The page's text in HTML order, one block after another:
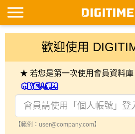
歡迎使用
★ 若您是第一次使用會員資料庫
【範例：user@company.com】